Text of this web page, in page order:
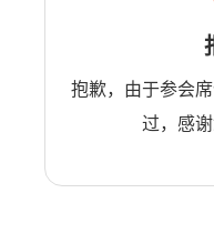
抱歉，由于参会
过，感